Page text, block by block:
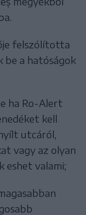
felszólította
be a hatóságok
ha Ro-Alert
kell
utcáról,
vagy az olyan
eshet valami;